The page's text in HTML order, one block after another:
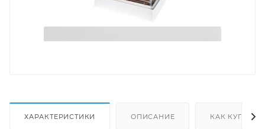
ХАРАКТЕРИСТИКИ ОПИСАНИЕ КАК КУПИТЬ